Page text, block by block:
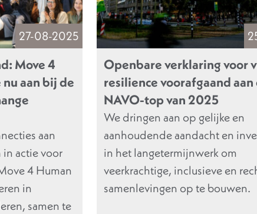
27-08-2025
Move 4
aan bij de
aan
actie voor
4 Human
in
samen te
Openbare verklaring voor
resilience voorafgaand aan
NAVO-top van 2025
We dringen aan op gelijke en
aanhoudende aandacht en
in het langetermijnwerk om
veerkrachtige, inclusieve en
samenlevingen op te bouwen.